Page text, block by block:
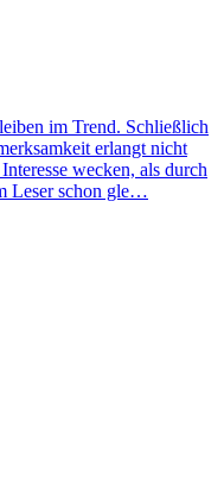
im Trend. Schließlich
erlangt nicht
wecken, als durch
Leser schon gle…